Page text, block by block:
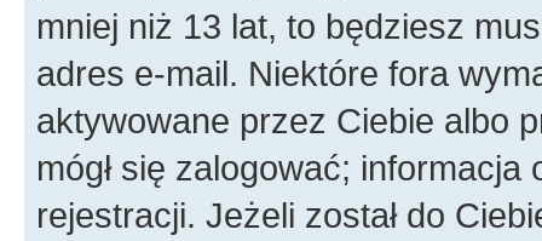
mniej niż 13 lat, to będziesz
adres e-mail. Niektóre fora
aktywowane przez Ciebie albo
mógł się zalogować;
rejestracji. Jeżeli został do